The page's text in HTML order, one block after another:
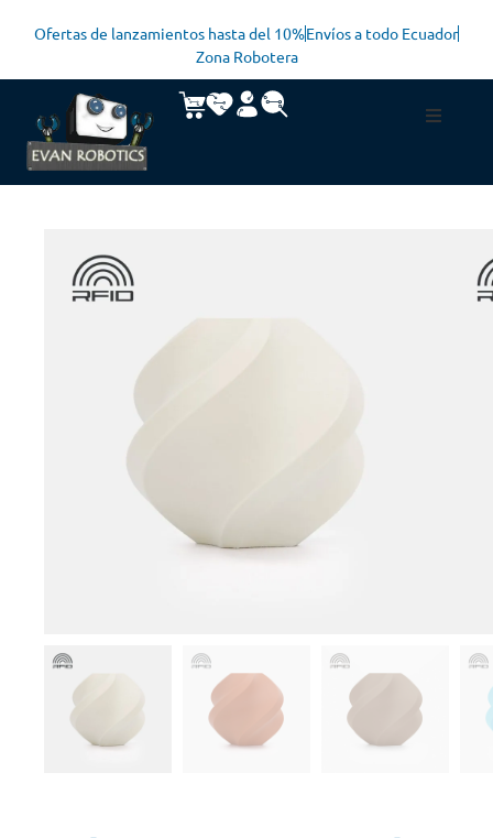
Ofertas de lanzamientos hasta del 10%Envíos a todo Ecuador
Zona Robotera